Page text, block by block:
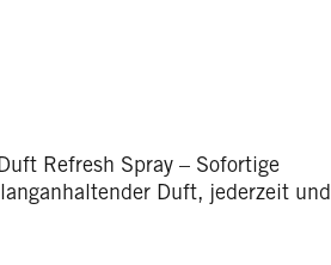
Refresh Spray – Sofortige
Duft, jederzeit und